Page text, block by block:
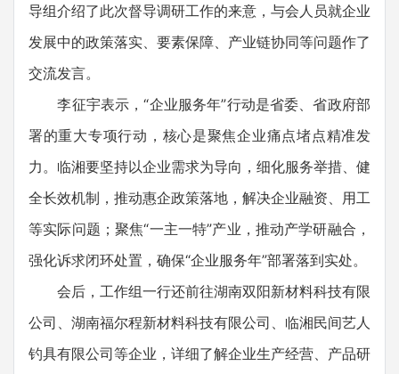
导组介绍了此次督导调研工作的来意，与会人员就企业
发展中的政策落实、要素保障、产业链协同等问题作了
交流发言。
李征宇表示，“企业服务年”行动是省委、省政府部
署的重大专项行动，核心是聚焦企业痛点堵点精准发
力。临湘要坚持以企业需求为导向，细化服务举措、健
全长效机制，推动惠企政策落地，解决企业融资、用工
等实际问题；聚焦“一主一特”产业，推动产学研融合，
强化诉求闭环处置，确保“企业服务年”部署落到实处。
会后，工作组一行还前往湖南双阳新材料科技有限
公司、湖南福尔程新材料科技有限公司、临湘民间艺人
钓具有限公司等企业，详细了解企业生产经营、产品研